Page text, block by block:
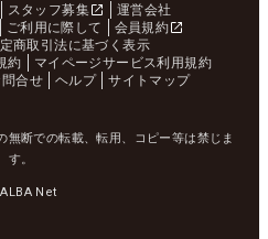
スタッフ募集
運営会社
ご利用に際して
会員規約
商取引法に基づく表示
約
マイページサービス利用規約
問合せ ヘルプ サイトマップ
無断での転載、転用、コピー等は禁じま
す。
Net